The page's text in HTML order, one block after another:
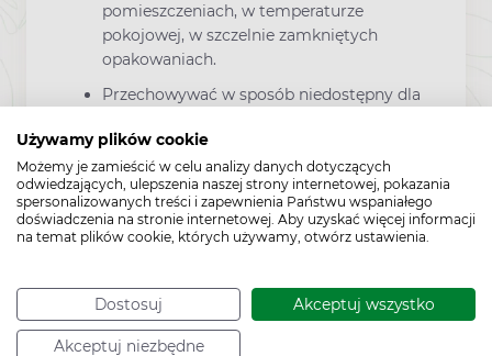
Używamy plików cookie
Możemy je zamieścić w celu analizy danych dotyczących
odwiedzających, ulepszenia naszej strony internetowej, pokazania
spersonalizowanych treści i zapewnienia Państwu wspaniałego
doświadczenia na stronie internetowej. Aby uzyskać więcej informacji
na temat plików cookie, których używamy, otwórz ustawienia.
Dostosuj Akceptuj wszystko
Akceptuj niezbędne
pomieszczeniach, w temperaturze
pokojowej, w szczelnie zamkniętych
opakowaniach.
Przechowywać w sposób niedostępny dla
Zawartość
60 kapsułek